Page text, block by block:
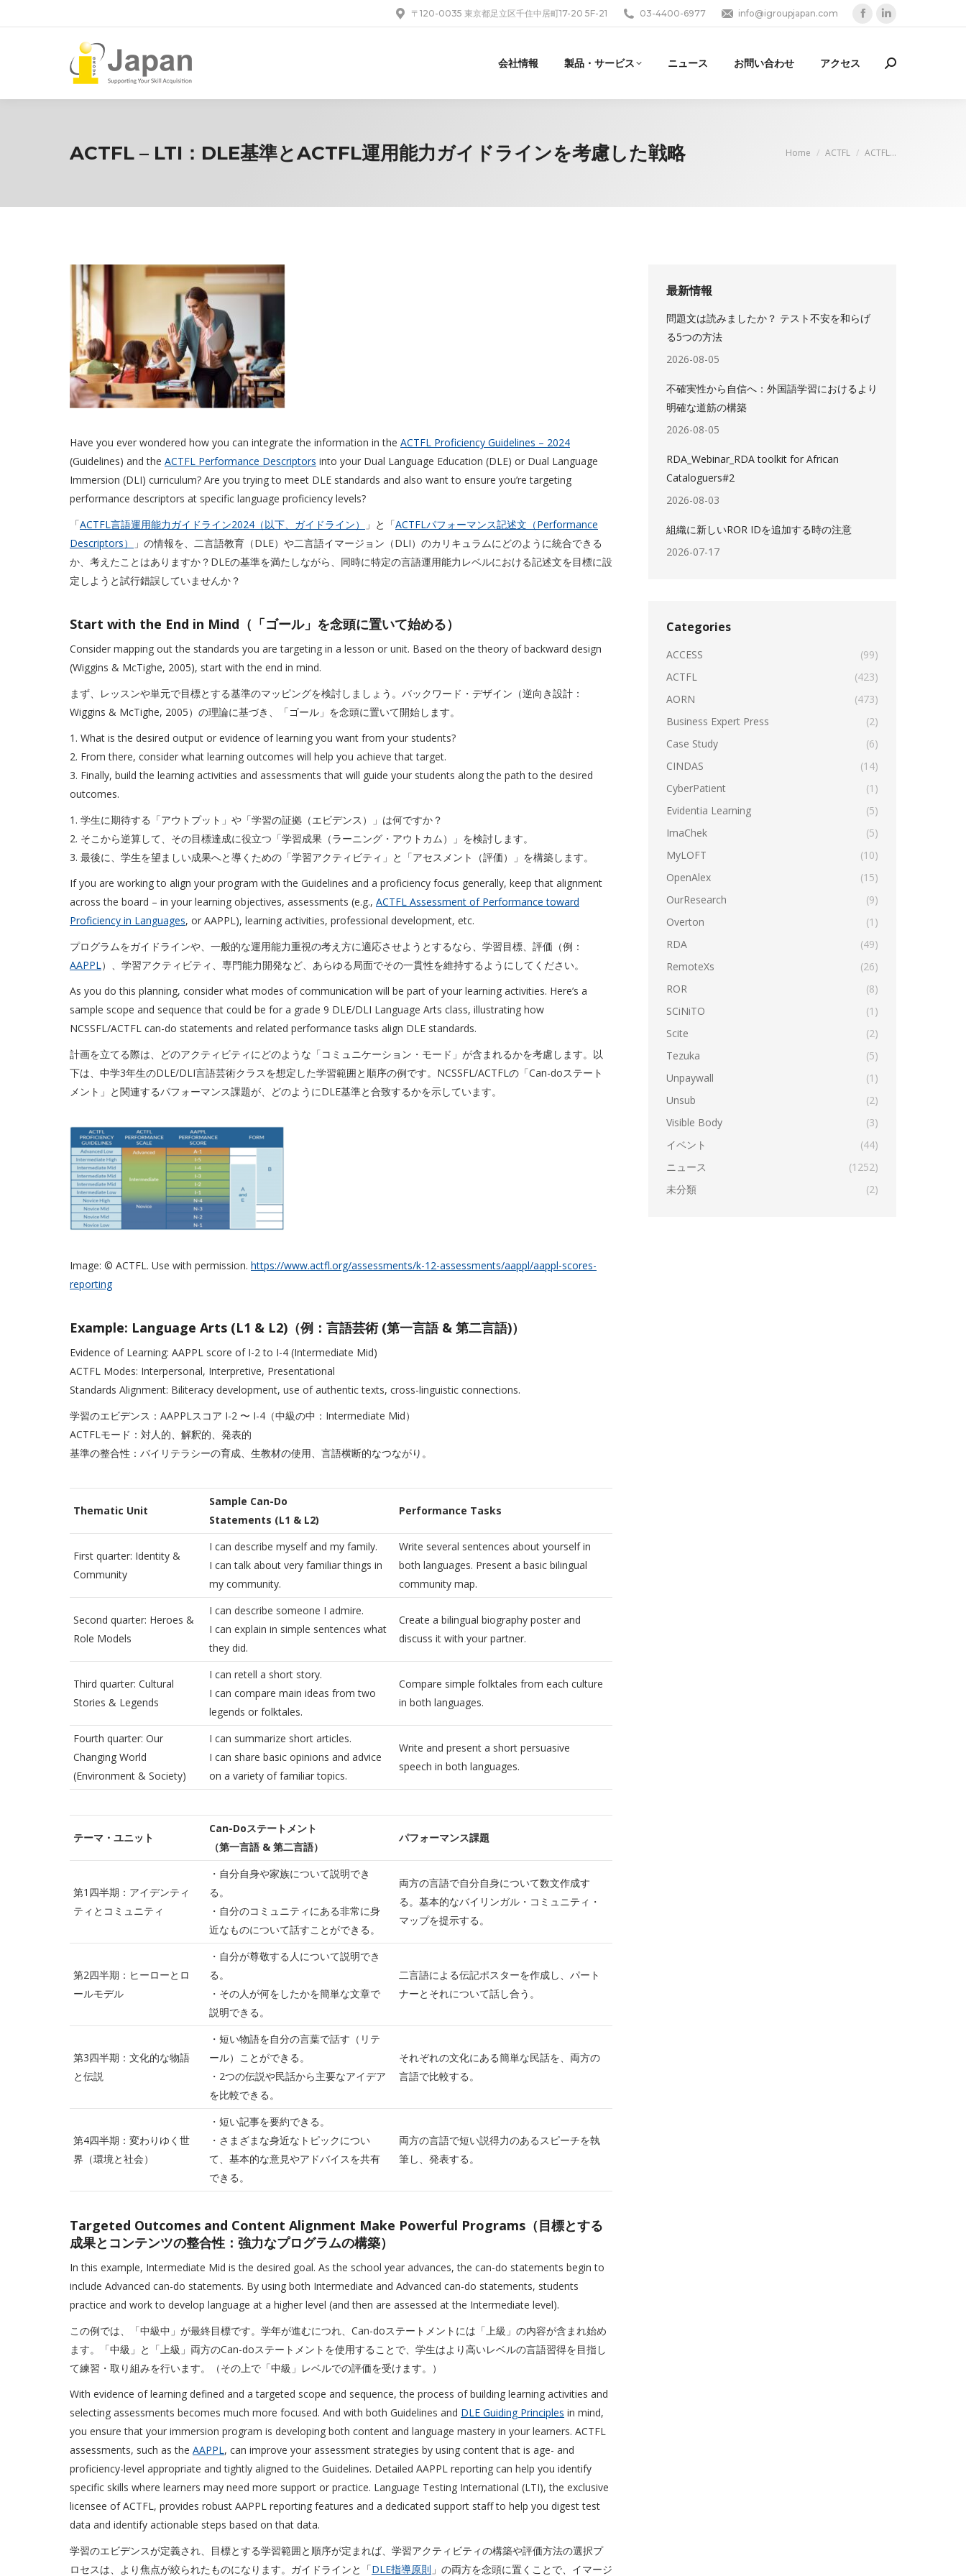
〒120-0035 東京都足立区千住中居町17-20 5F-21 03-4400-6977 info@igroupjapan.com
opensopens
会社情報 製品・サービス ニュース お問い合わせ アクセス Search:
ACTFL – LTI：DLE基準とACTFL運用能力ガイドラインを考慮した戦略 You are here:
Home ACTFL ACTFL…
Have you ever wondered how you can integrate the information in the ACTFL Proficiency Guidelines – 2024
(Guidelines) and the ACTFL Performance Descriptors into your Dual Language Education (DLE) or Dual Language
Immersion (DLI) curriculum? Are you trying to meet DLE standards and also want to ensure you’re targeting
performance descriptors at specific language proficiency levels?
「ACTFL言語運用能力ガイドライン2024（以下、ガイドライン） 」と「ACTFLパフォーマンス記述文（Performance
Descriptors）
」の情報を、二言語教育（DLE）や二言語イマージョン（DLI）のカリキュラムにどのように統合できる
か、考えたことはありますか？DLEの基準を満たしながら、同時に特定の言語運用能力レベルにおける記述文を目標に設
定しようと試行錯誤していませんか？
Start with the End in Mind（「ゴール」を念頭に置いて始める）
Consider mapping out the standards you are targeting in a lesson or unit. Based on the theory of backward design
(Wiggins & McTighe, 2005), start with the end in mind.
まず、レッスンや単元で目標とする基準のマッピングを検討しましょう。バックワード・デザイン（逆向き設計：
Wiggins & McTighe, 2005）の理論に基づき、「ゴール」を念頭に置いて開始します。
1. What is the desired output or evidence of learning you want from your students?
2. From there, consider what learning outcomes will help you achieve that target.
3. Finally, build the learning activities and assessments that will guide your students along the path to the desired
outcomes.
1. 学生に期待する「アウトプット」や「学習の証拠（エビデンス）」は何ですか？
2. そこから逆算して、その目標達成に役立つ「学習成果（ラーニング・アウトカム）」を検討します。
3. 最後に、学生を望ましい成果へと導くための「学習アクティビティ」と「アセスメント（評価）」を構築します。
If you are working to align your program with the Guidelines and a proficiency focus generally, keep that alignment
across the board – in your learning objectives, assessments (e.g., ACTFL Assessment of Performance toward
Proficiency in Languages, or AAPPL), learning activities, professional development, etc.
プログラムをガイドラインや、一般的な運用能力重視の考え方に適応させようとするなら、学習目標、評価（例：
AAPPL）、学習アクティビティ、専門能力開発など、あらゆる局面でその一貫性を維持するようにしてください。
As you do this planning, consider what modes of communication will be part of your learning activities. Here’s a
sample scope and sequence that could be for a grade 9 DLE/DLI Language Arts class, illustrating how
NCSSFL/ACTFL can-do statements and related performance tasks align DLE standards.
計画を立てる際は、どのアクティビティにどのような「コミュニケーション・モード」が含まれるかを考慮します。以
下は、中学3年生のDLE/DLI言語芸術クラスを想定した学習範囲と順序の例です。NCSSFL/ACTFLの「Can-doステート
メント」と関連するパフォーマンス課題が、どのようにDLE基準と合致するかを示しています。
Image: © ACTFL. Use with permission. https://www.actfl.org/assessments/k-12-assessments/aappl/aappl-scores-
reporting
Example: Language Arts (L1 & L2)（例：言語芸術 (第一言語 & 第二言語)）
Evidence of Learning: AAPPL score of I-2 to I-4 (Intermediate Mid)
ACTFL Modes: Interpersonal, Interpretive, Presentational
Standards Alignment: Biliteracy development, use of authentic texts, cross-linguistic connections.
学習のエビデンス：AAPPLスコア I-2 〜 I-4（中級の中：Intermediate Mid）
ACTFLモード：対人的、解釈的、発表的
基準の整合性：バイリテラシーの育成、生教材の使用、言語横断的なつながり。
Thematic Unit
Sample Can-Do
Statements (L1 & L2)
Performance Tasks
First quarter: Identity &
Community
I can describe myself and my family.
I can talk about very familiar things in
my community.
Write several sentences about yourself in
both languages. Present a basic bilingual
community map.
Second quarter: Heroes &
Role Models
I can describe someone I admire.
I can explain in simple sentences what
they did.
Create a bilingual biography poster and
discuss it with your partner.
Third quarter: Cultural
Stories & Legends
I can retell a short story.
I can compare main ideas from two
legends or folktales.
Compare simple folktales from each culture
in both languages.
Fourth quarter: Our
Changing World
(Environment & Society)
I can summarize short articles.
I can share basic opinions and advice
on a variety of familiar topics.
Write and present a short persuasive
speech in both languages.
テーマ・ユニット
Can-Doステートメント
（第一言語 & 第二言語）
パフォーマンス課題
第1四半期：アイデンティ
ティとコミュニティ
・自分自身や家族について説明でき
る。
・自分のコミュニティにある非常に身
近なものについて話すことができる。
両方の言語で自分自身について数文作成す
る。基本的なバイリンガル・コミュニティ・
マップを提示する。
第2四半期：ヒーローとロ
ールモデル
・自分が尊敬する人について説明でき
る。
・その人が何をしたかを簡単な文章で
説明できる。
二言語による伝記ポスターを作成し、パート
ナーとそれについて話し合う。
第3四半期：文化的な物語
と伝説
・短い物語を自分の言葉で話す（リテ
ール）ことができる。
・2つの伝説や民話から主要なアイデア
を比較できる。
それぞれの文化にある簡単な民話を、両方の
言語で比較する。
第4四半期：変わりゆく世
界（環境と社会）
・短い記事を要約できる。
・さまざまな身近なトピックについ
て、基本的な意見やアドバイスを共有
できる。
両方の言語で短い説得力のあるスピーチを執
筆し、発表する。
Targeted Outcomes and Content Alignment Make Powerful Programs（目標とする
成果とコンテンツの整合性：強力なプログラムの構築）
In this example, Intermediate Mid is the desired goal. As the school year advances, the can-do statements begin to
include Advanced can-do statements. By using both Intermediate and Advanced can-do statements, students
practice and work to develop language at a higher level (and then are assessed at the Intermediate level).
この例では、「中級中」が最終目標です。学年が進むにつれ、Can-doステートメントには「上級」の内容が含まれ始め
ます。「中級」と「上級」両方のCan-doステートメントを使用することで、学生はより高いレベルの言語習得を目指し
て練習・取り組みを行います。（その上で「中級」レベルでの評価を受けます。）
With evidence of learning defined and a targeted scope and sequence, the process of building learning activities and
selecting assessments becomes much more focused. And with both Guidelines and DLE Guiding Principles in mind,
you ensure that your immersion program is developing both content and language mastery in your learners. ACTFL
assessments, such as the AAPPL, can improve your assessment strategies by using content that is age- and
proficiency-level appropriate and tightly aligned to the Guidelines. Detailed AAPPL reporting can help you identify
specific skills where learners may need more support or practice. Language Testing International (LTI), the exclusive
licensee of ACTFL, provides robust AAPPL reporting features and a dedicated support staff to help you digest test
data and identify actionable steps based on that data.
学習のエビデンスが定義され、目標とする学習範囲と順序が定まれば、学習アクティビティの構築や評価方法の選択プ
ロセスは、より焦点が絞られたものになります。ガイドラインと「DLE指導原則 」の両方を念頭に置くことで、イマージ
最新情報
問題文は読みましたか？ テスト不安を和らげ
る5つの方法
2026-08-05
不確実性から自信へ：外国語学習におけるより
明確な道筋の構築
2026-08-05
RDA_Webinar_RDA toolkit for African
Cataloguers#2
2026-08-03
組織に新しいROR IDを追加する時の注意
2026-07-17
Categories
ACCESS
(99)
ACTFL
(423)
AORN
(473)
Business Expert Press
(2)
Case Study
(6)
CINDAS
(14)
CyberPatient
(1)
Evidentia Learning
(5)
ImaChek
(5)
MyLOFT
(10)
OpenAlex
(15)
OurResearch
(9)
Overton
(1)
RDA
(49)
RemoteXs
(26)
ROR
(8)
SCiNiTO
(1)
Scite
(2)
Tezuka
(5)
Unpaywall
(1)
Unsub
(2)
Visible Body
(3)
イベント
(44)
ニュース
(1252)
未分類
(2)